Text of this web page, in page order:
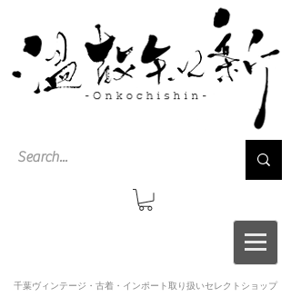
千葉ヴィンテージ・古着・インポート取り扱いセレクトショップ